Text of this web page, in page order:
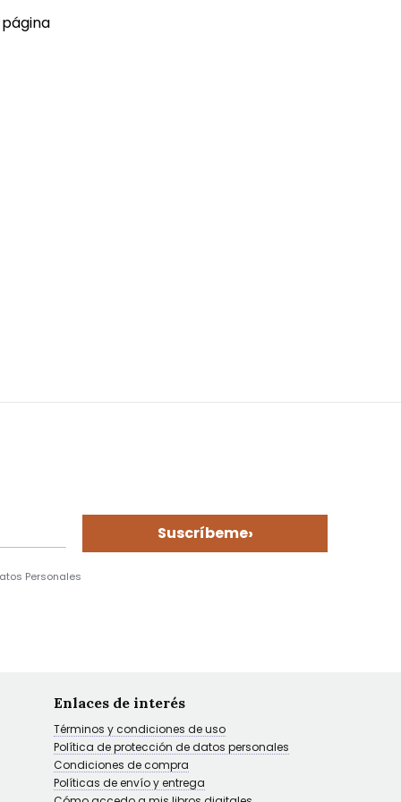
Suscríbeme›
Personales
Enlaces de interés
Términos y condiciones de uso
Política de protección de datos personales
Condiciones de compra
Políticas de envío y entrega